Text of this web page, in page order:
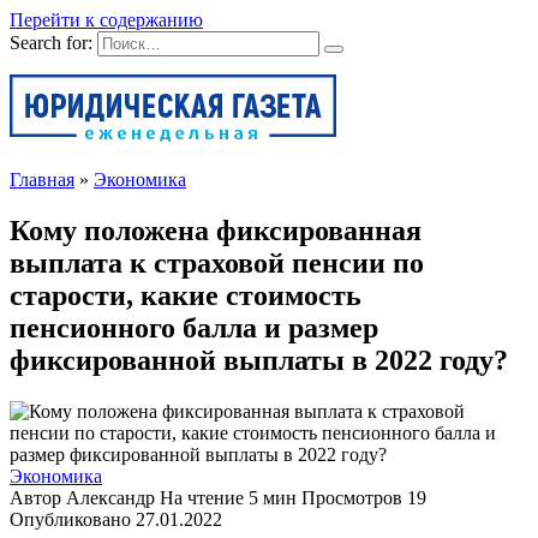
Перейти к содержанию
Search for:
Главная » Экономика
Кому положена фиксированная
выплата к страховой пенсии по
старости, какие стоимость
пенсионного балла и размер
фиксированной выплаты в 2022 году?
Экономика
Автор Александр На чтение 5 мин Просмотров 19
Опубликовано 27.01.2022